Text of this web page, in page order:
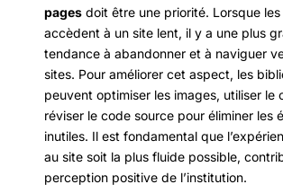
pages doit être une priorité. Lorsque
accèdent à un site lent, il y a une plus
tendance à abandonner et à naviguer
sites. Pour améliorer cet aspect, les
peuvent optimiser les images, utiliser le
réviser le code source pour éliminer les
inutiles. Il est fondamental que
au site soit la plus fluide possible,
perception positive de l’institution.